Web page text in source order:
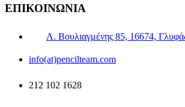
ΕΠΙΚΟΙΝΩΝΙΑ
Λ. Βουλιαγμένης 85, 16674,
info(at)pencilteam.com
212 102 1628